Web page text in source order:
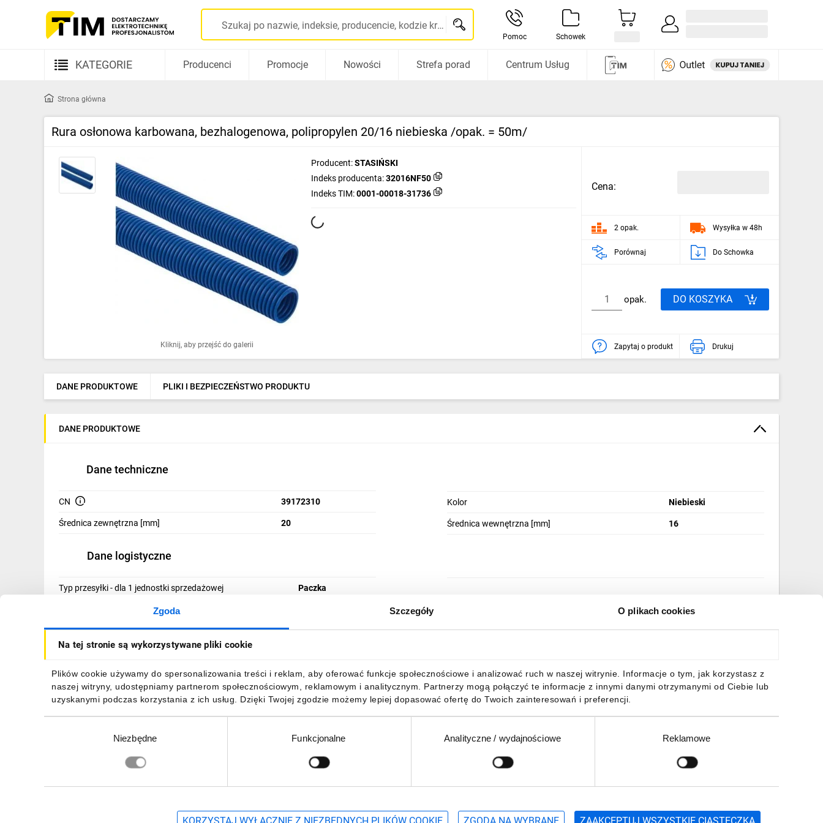
Zgoda Szczegóły O plikach cookies
Na tej stronie są wykorzystywane pliki cookie
Plików cookie używamy do spersonalizowania treści i reklam, aby oferować funkcje społecznościowe i analizować ruch w naszej witrynie. Informacje o tym, jak korzystasz z
naszej witryny, udostępniamy partnerom społecznościowym, reklamowym i analitycznym. Partnerzy mogą połączyć te informacje z innymi danymi otrzymanymi od Ciebie lub
uzyskanymi podczas korzystania z ich usług. Dzięki Twojej zgodzie możemy lepiej dopasować ofertę do Twoich zainteresowań i preferencji.
Niezbędne Funkcjonalne Analityczne / wydajnościowe Reklamowe
KORZYSTAJ WYŁĄCZNIE Z NIEZBĘDNYCH PLIKÓW COOKIE ZGODA NA WYBRANE ZAAKCEPTUJ WSZYSTKIE CIASTECZKA
Szukaj po nazwie, indeksie, producencie, kodzie kreskowym...
Pomoc Schowek
KATEGORIE
Kable i przewody
Elementy prowadzenia kabli
Fotowoltaika
Ogrzewanie
Elektronarzędzia i mierniki
Dom i ogród
Budowa i Remont
Smart home
Elektromobilność
Producenci Promocje Nowości Strefa porad Centrum Usług
Strona główna
Rura osłonowa karbowana, bezhalogenowa, polipropylen 20/16 niebieska /opak. = 50m/
Kliknij, aby przejść do galerii
Producent:STASIŃSKI
Indeks producenta:32016NF50
Indeks TIM:0001-00018-31736
Cena:
2 opak. Wysyłka w 48h
Porównaj Do Schowka
opak. DO KOSZYKA
Zapytaj o produkt Drukuj
DANE PRODUKTOWE PLIKI I BEZPIECZEŃSTWO PRODUKTU
DANE PRODUKTOWE
Dane techniczne
CN 39172310
Średnica zewnętrzna [mm] 20
Kolor Niebieski
Średnica wewnętrzna [mm] 16
Dane logistyczne
Typ przesyłki - dla 1 jednostki sprzedażowej Paczka
Producent
Adres pocztowy ul. Żyzna 11A, 42-202 Częstochowa
Adres e-mail info@stasinski.com.pl
PLIKI I BEZPIECZEŃSTWO PRODUKTU
Zapisz się, aby otrzymać informacje o nowościach, promocjach i wyprzedażach ZAPISZ SIĘ